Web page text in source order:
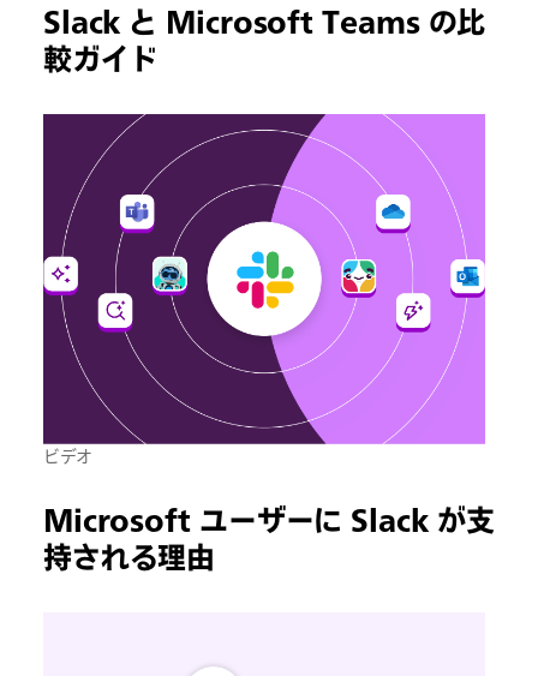
Slack と Microsoft Teams の比
較ガイド
ビデオ
Microsoft ユーザーに Slack が支
持される理由